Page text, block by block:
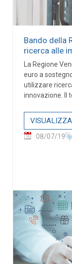
Bando della
ricerca alle
La Regione
euro a
utilizzare
innovazione. Il
08/07/19